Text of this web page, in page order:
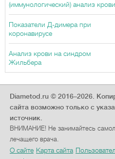
(иммунологический) анализ крови
Показатели Д-димера при
коронавирусе
Анализ крови на синдром
Жильбера
Diametod.ru © 2016–2026.
сайта возможно только с
источник.
ВНИМАНИЕ! Не занимайтесь
лечащего врача.
О сайте Карта сайта